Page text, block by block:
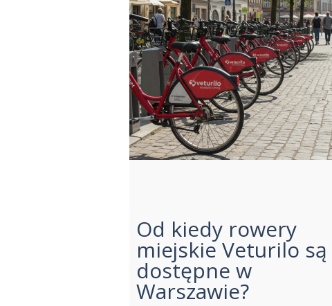
Od kiedy rowery
miejskie Veturilo są
dostępne w
Warszawie?